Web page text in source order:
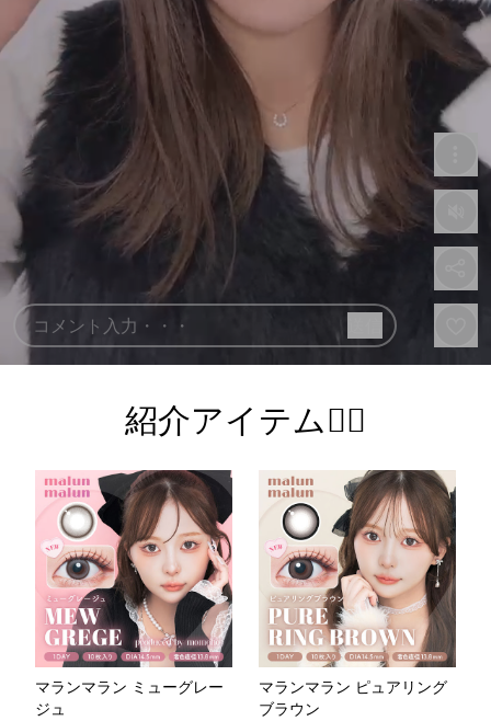
紹介アイテム💁‍♀️
マランマラン ミューグレー
ジュ
マランマラン ピュアリング
ブラウン